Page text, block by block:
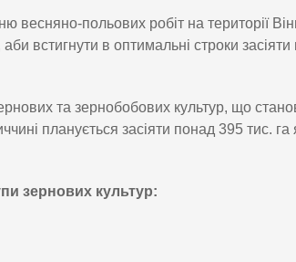
польових робіт на території
встигнути в оптимальні строки засіяти
та зернобобових культур, що
планується засіяти понад 395 тис. га
зернових культур: